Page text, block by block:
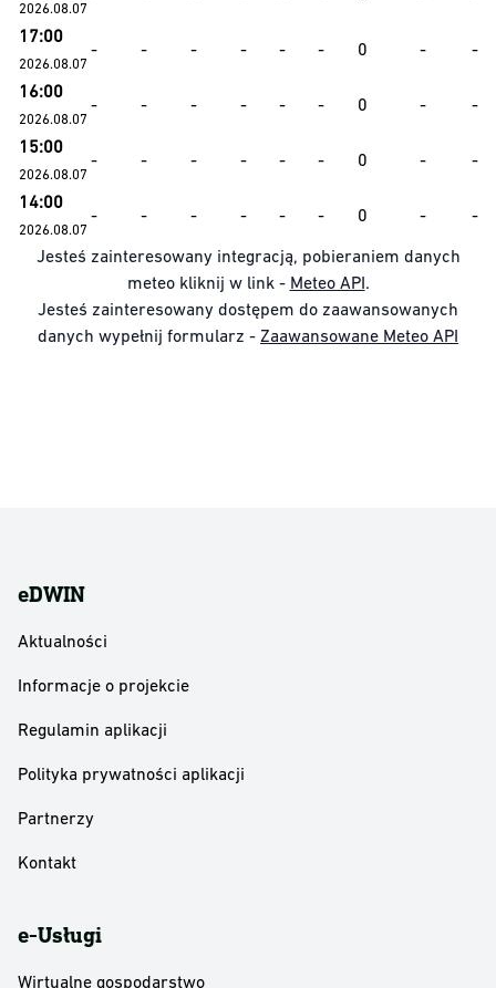
2026.08.07
17:00
2026.08.07
- - - - - - 0 - -
16:00
2026.08.07
- - - - - - 0 - -
15:00
2026.08.07
- - - - - - 0 - -
14:00
2026.08.07
- - - - - - 0 - -
Jesteś zainteresowany integracją, pobieraniem danych
meteo kliknij w link - Meteo API.
Jesteś zainteresowany dostępem do zaawansowanych
danych wypełnij formularz - Zaawansowane Meteo API
eDWIN
Aktualności
Informacje o projekcie
Regulamin aplikacji
Polityka prywatności aplikacji
Partnerzy
Kontakt
e-Usługi
Wirtualne gospodarstwo